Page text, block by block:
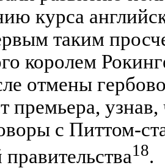
курса
таким
королем
отмены
премьера,
с Питтом-
правительства18.